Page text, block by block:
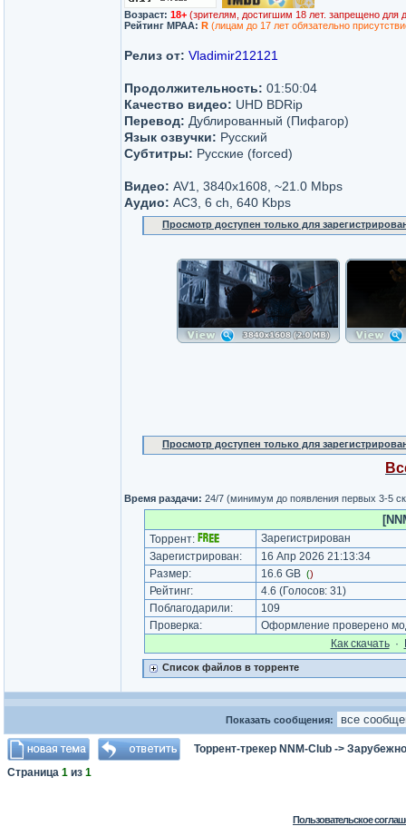
Возраст: 18+ (зрителям, достигшим 18 лет. запрещено для
Рейтинг MPAA: R (лицам до 17 лет обязательно
Релиз от: Vladimir212121
Продолжительность: 01:50:04
Качество видео: UHD BDRip
Перевод: Дублированный (Пифагор)
Язык озвучки: Русский
Субтитры: Русские (forced)
Видео: AV1, 3840x1608, ~21.0 Mbps
Аудио: AC3, 6 ch, 640 Kbps
Просмотр доступен только для
Просмотр доступен только для
Время раздачи: 24/7 (минимум до появления первых 3-5
Торрент:
Зарегистрирован
Зарегистрирован:
16 Апр 2026 21:13:34
Размер:
16.6 GB ()
Рейтинг: 4.6 (Голосов: 31)
Поблагодарили:
109
Проверка:
Оформление проверено
Как cкачать·
Список файлов в торренте
Показать сообщения:
Торрент-трекер NNM-Club ->
Страница 1 из 1
Пользовательское